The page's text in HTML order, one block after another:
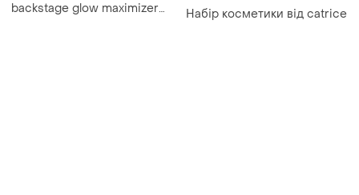
backstage glow maximizer
Набір косметики від catrice